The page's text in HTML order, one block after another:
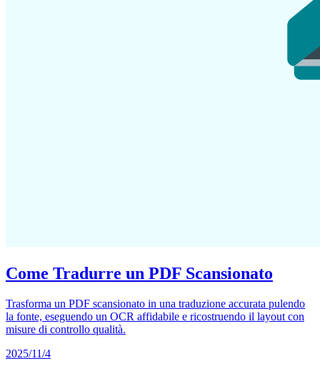
Come Tradurre un PDF Scansionato
Trasforma un PDF scansionato in una traduzione accurata pulendo
la fonte, eseguendo un OCR affidabile e ricostruendo il layout con
misure di controllo qualità.
2025/11/4